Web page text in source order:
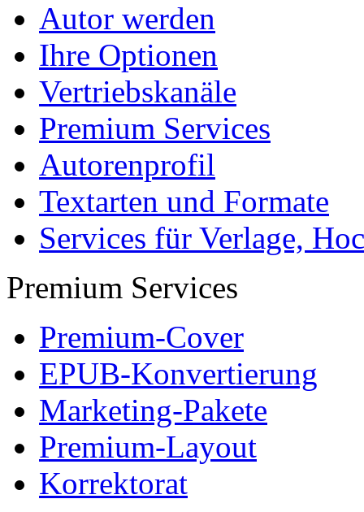
Autor werden
Ihre Optionen
Vertriebskanäle
Premium Services
Autorenprofil
Textarten und Formate
Services für Verlage,
Premium Services
Premium-Cover
EPUB-Konvertierung
Marketing-Pakete
Premium-Layout
Korrektorat